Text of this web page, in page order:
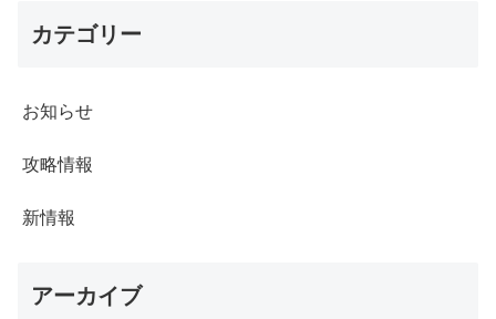
カテゴリー
お知らせ
攻略情報
新情報
アーカイブ